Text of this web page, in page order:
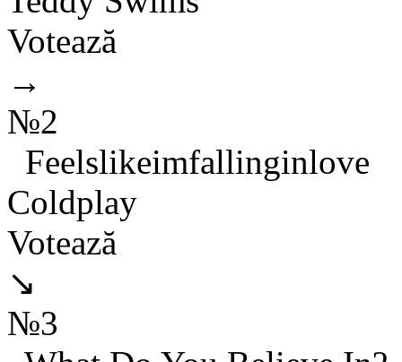
Votează
→
№2
Feelslikeimfallinginlove
Coldplay
Votează
↘
№3